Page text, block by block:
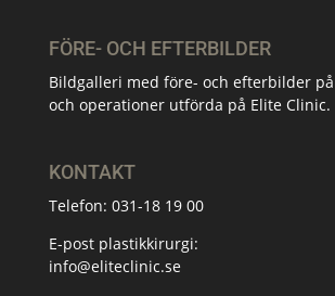
FÖRE- OCH EFTERBILDER
Bildgalleri med före- och efterbilder
och operationer utförda på Elite Clinic.
KONTAKT
Telefon: 031-18 19 00
E-post plastikkirurgi:
info@eliteclinic.se